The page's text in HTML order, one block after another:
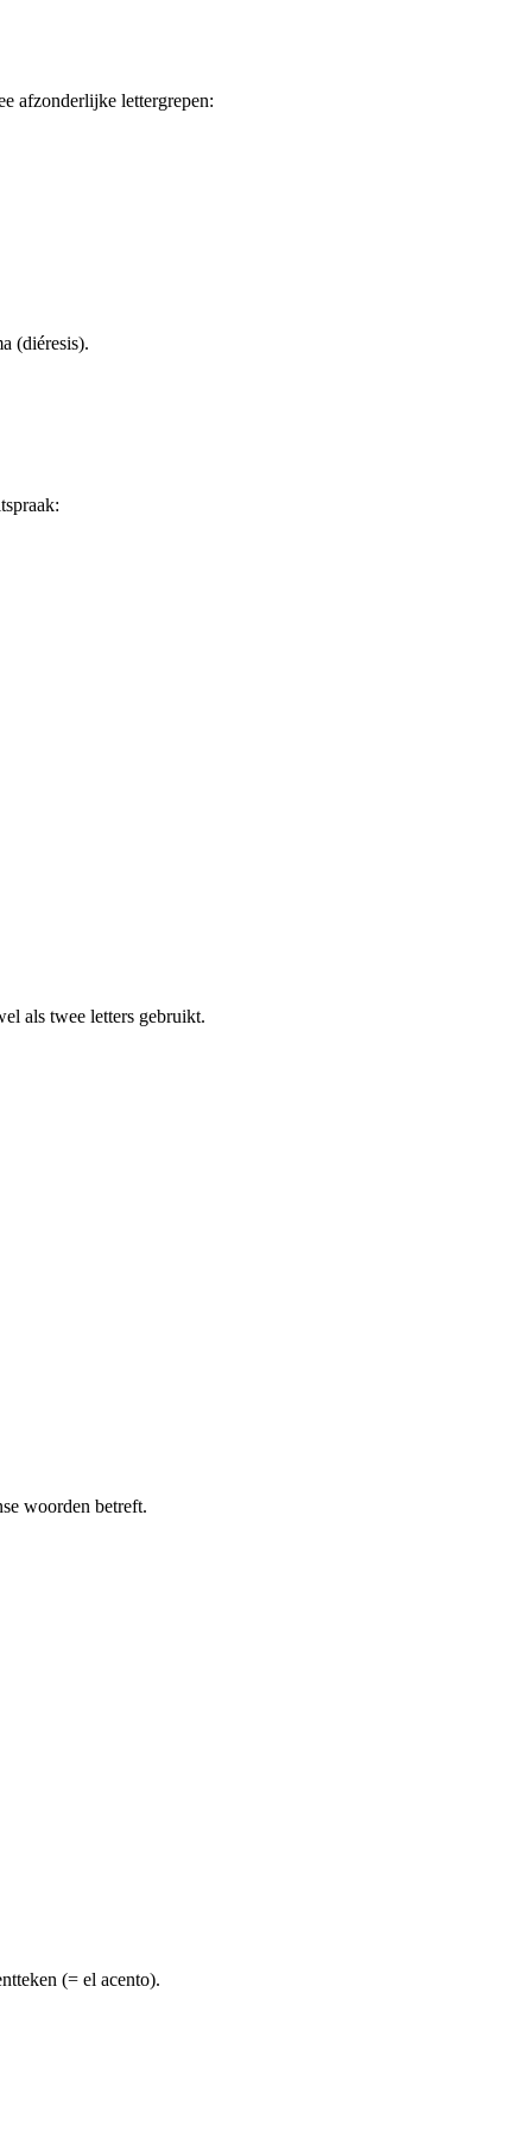
afzonderlijke lettergrepen:
(diéresis).
als twee letters gebruikt.
woorden betreft.
(= el acento).